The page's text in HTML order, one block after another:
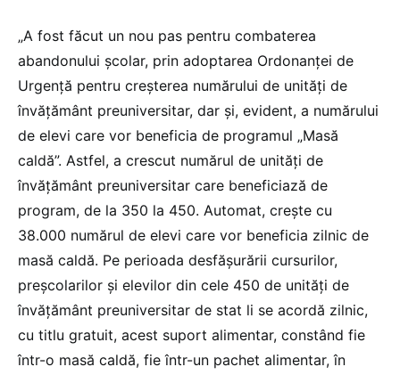
„A fost făcut un nou pas pentru combaterea
abandonului școlar, prin adoptarea Ordonanței de
Urgență pentru creșterea numărului de unități de
învățământ preuniversitar, dar și, evident, a numărului
de elevi care vor beneficia de programul „Masă
caldă”. Astfel, a crescut numărul de unități de
învățământ preuniversitar care beneficiază de
program, de la 350 la 450. Automat, crește cu
38.000 numărul de elevi care vor beneficia zilnic de
masă caldă. Pe perioada desfășurării cursurilor,
preșcolarilor și elevilor din cele 450 de unități de
învățământ preuniversitar de stat li se acordă zilnic,
cu titlu gratuit, acest suport alimentar, constând fie
într-o masă caldă, fie într-un pachet alimentar, în